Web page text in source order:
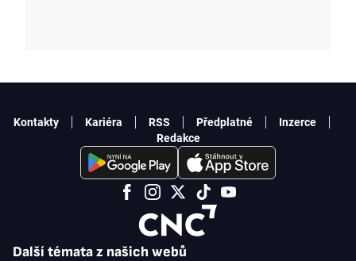
Další témata z našich webů
Kontakty Kariéra RSS Předplatné
Inzerce
Redakce